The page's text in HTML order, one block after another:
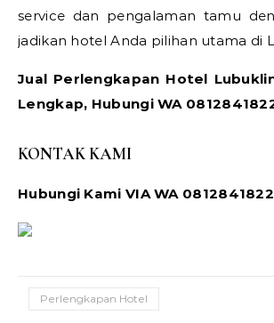
service dan pengalaman tamu
jadikan hotel Anda pilihan utama di
Jual Perlengkapan Hotel
Lengkap, Hubungi WA
KONTAK KAMI
Hubungi Kami VIA WA
Perlengkapan Hotel